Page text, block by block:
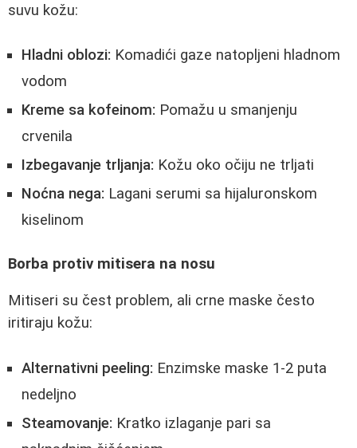
suvu kožu:
Hladni oblozi: Komadići gaze natopljeni hladnom
vodom
Kreme sa kofeinom: Pomažu u smanjenju
crvenila
Izbegavanje trljanja: Kožu oko očiju ne trljati
Noćna nega: Lagani serumi sa hijaluronskom
kiselinom
Borba protiv mitisera na nosu
Mitiseri su čest problem, ali crne maske često
iritiraju kožu:
Alternativni peeling: Enzimske maske 1-2 puta
nedeljno
Steamovanje: Kratko izlaganje pari sa